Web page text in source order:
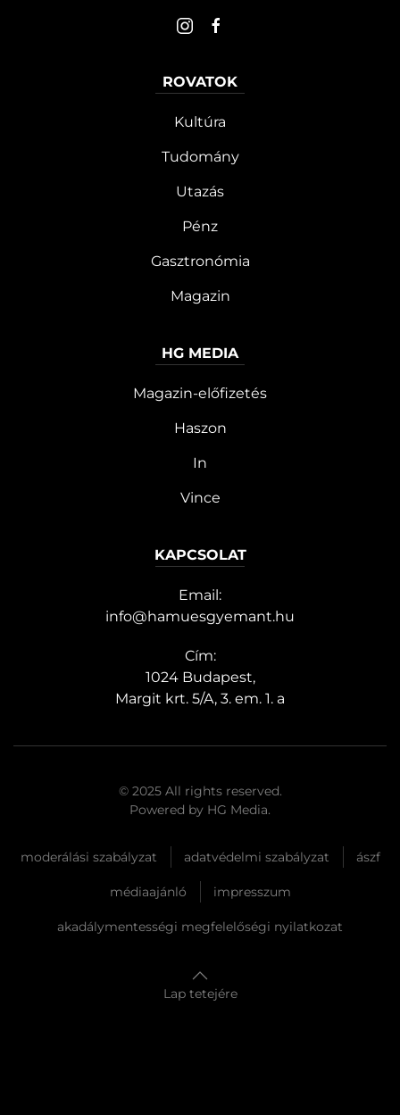
ROVATOK
Kultúra
Tudomány
Utazás
Pénz
Gasztronómia
Magazin
HG MEDIA
Magazin-előfizetés
Haszon
In
Vince
KAPCSOLAT
Email:
info@hamuesgyemant.hu
Cím:
1024 Budapest,
Margit krt. 5/A, 3. em. 1. a
© 2025 All rights reserved.
Powered by HG Media.
moderálási szabályzat adatvédelmi szabályzat ászf
médiaajánló impresszum
akadálymentességi megfelelőségi nyilatkozat
Lap tetejére